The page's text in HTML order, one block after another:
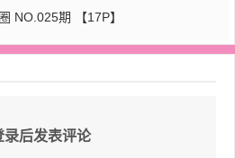
NO.025期 【17P】
录后发表评论